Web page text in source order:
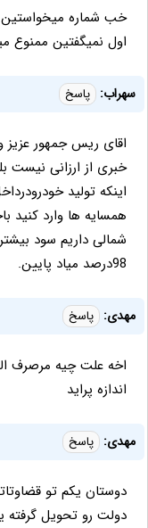
خب شماره
اول نمیگفتین ممنوع
سهراب: پاسخ
اقای ریس جمهور عزیز
خبری از ارزانی نیست
اینکه تولید
همسایه ها وارد کنید
شمالی داریم سود
98درصد میاد پایین.
مهدی: پاسخ
اخه علت چیه مرصرف
اندازه پراید
مهدی: پاسخ
دولت رو تحویل